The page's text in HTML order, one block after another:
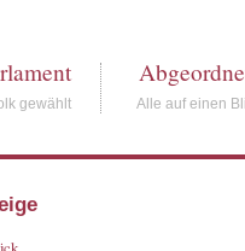
gewählt Alle auf einen